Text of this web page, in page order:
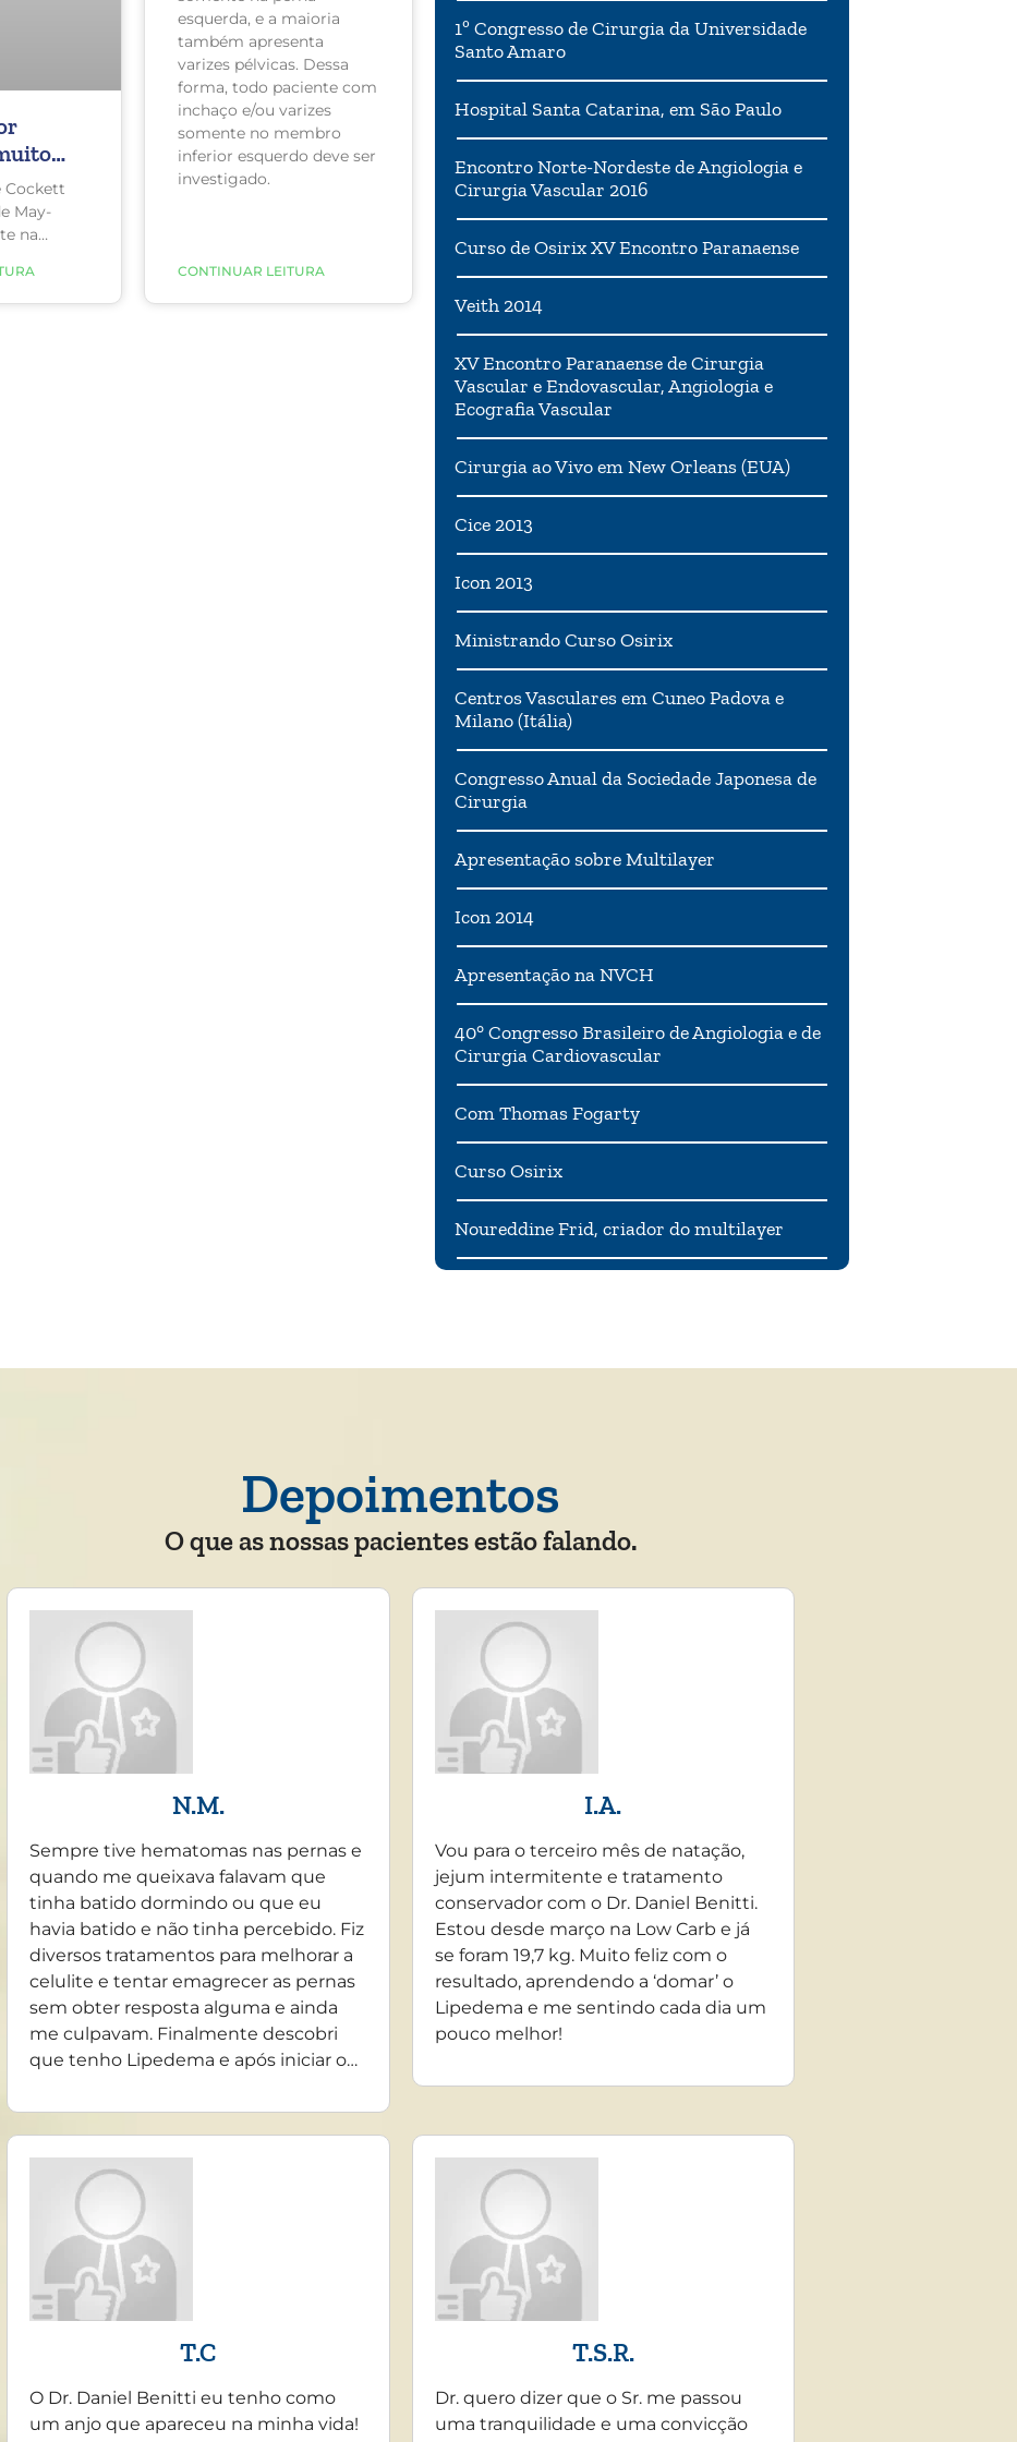
perna
a
que
Cockett
May-
na
pela
esquerda, e a maioria
também apresenta
varizes pélvicas. Dessa
forma, todo paciente com
inchaço e/ou varizes
somente no membro
inferior esquerdo deve ser
investigado.
CONTINUAR LEITURA
1º Congresso de Cirurgia da Universidade
Santo Amaro
Hospital Santa Catarina, em São Paulo
Encontro Norte-Nordeste de Angiologia e
Cirurgia Vascular 2016
Curso de Osirix XV Encontro Paranaense
Veith 2014
XV Encontro Paranaense de Cirurgia
Vascular e Endovascular, Angiologia e
Ecografia Vascular
Cirurgia ao Vivo em New Orleans (EUA)
Cice 2013
Icon 2013
Ministrando Curso Osirix
Centros Vasculares em Cuneo Padova e
Milano (Itália)
Congresso Anual da Sociedade Japonesa de
Cirurgia
Apresentação sobre Multilayer
Icon 2014
Apresentação na NVCH
40° Congresso Brasileiro de Angiologia e de
Cirurgia Cardiovascular
Com Thomas Fogarty
Curso Osirix
Noureddine Frid, criador do multilayer
Depoimentos
O que as nossas pacientes estão falando.
N.M.
Sempre tive hematomas nas pernas e
quando me queixava falavam que
tinha batido dormindo ou que eu
havia batido e não tinha percebido. Fiz
diversos tratamentos para melhorar a
celulite e tentar emagrecer as pernas
sem obter resposta alguma e ainda
me culpavam. Finalmente descobri
que tenho Lipedema e após iniciar o…
I.A.
Vou para o terceiro mês de natação,
jejum intermitente e tratamento
conservador com o Dr. Daniel Benitti.
Estou desde março na Low Carb e já
se foram 19,7 kg. Muito feliz com o
resultado, aprendendo a ‘domar’ o
Lipedema e me sentindo cada dia um
pouco melhor!
T.C
O Dr. Daniel Benitti eu tenho como
um anjo que apareceu na minha vida!
T.S.R.
Dr. quero dizer que o Sr. me passou
uma tranquilidade e uma convicção